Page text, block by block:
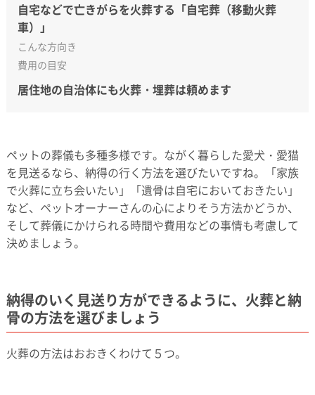
自宅などで亡きがらを火葬する「自宅葬（移動火葬
車）」
こんな方向き
費用の目安
居住地の自治体にも火葬・埋葬は頼めます
ペットの葬儀も多種多様です。ながく暮らした愛犬・愛猫
を見送るなら、納得の行く方法を選びたいですね。「家族
で火葬に立ち会いたい」「遺骨は自宅においておきたい」
など、ペットオーナーさんの心によりそう方法かどうか、
そして葬儀にかけられる時間や費用などの事情も考慮して
決めましょう。
納得のいく見送り方ができるように、火葬と納
骨の方法を選びましょう
火葬の方法はおおきくわけて５つ。